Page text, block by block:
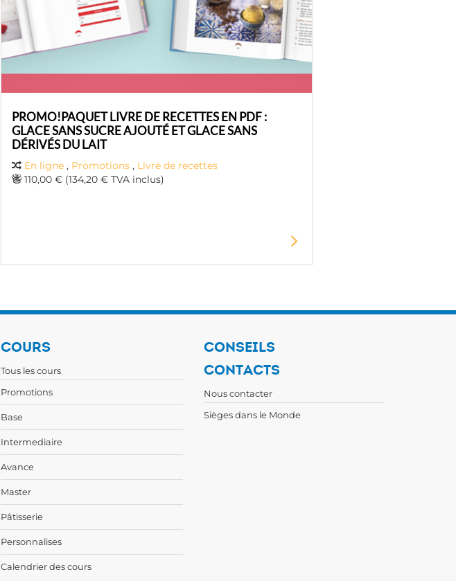
PROMO!PAQUET LIVRE DE RECETTES EN PDF :
GLACE SANS SUCRE AJOUTÉ ET GLACE SANS
DÉRIVÉS DU LAIT
En ligne , Promotions , Livre de recettes
110,00 € (134,20 € TVA inclus)
COURS
Tous les cours
Promotions
Base
Intermediaire
Avance
Master
Pâtisserie
Personnalises
Calendrier des cours
CONSEILS
CONTACTS
Nous contacter
Sièges dans le Monde